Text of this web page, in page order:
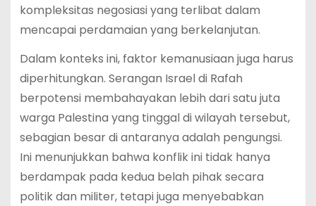
kompleksitas negosiasi yang terlibat dalam
mencapai perdamaian yang berkelanjutan.
Dalam konteks ini, faktor kemanusiaan juga harus
diperhitungkan. Serangan Israel di Rafah
berpotensi membahayakan lebih dari satu juta
warga Palestina yang tinggal di wilayah tersebut,
sebagian besar di antaranya adalah pengungsi.
Ini menunjukkan bahwa konflik ini tidak hanya
berdampak pada kedua belah pihak secara
politik dan militer, tetapi juga menyebabkan